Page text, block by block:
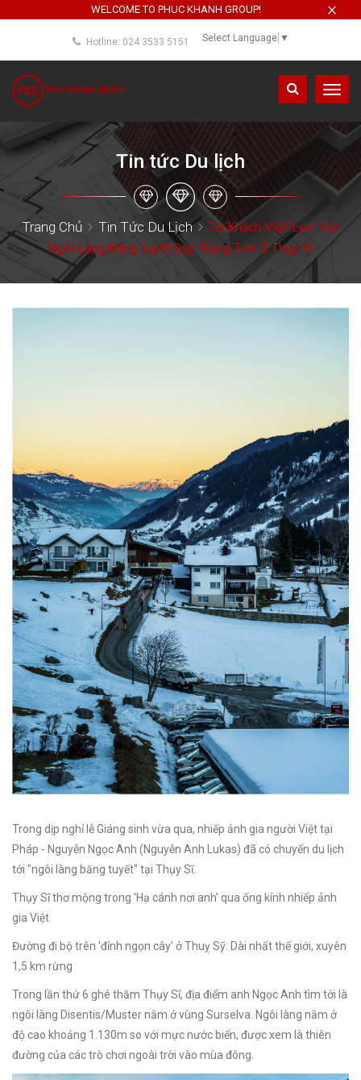
×
WELCOME TO PHUC KHANH GROUP!
Hotline: 024 3533 5151 Select Language ▼
Tin tức Du lịch
Trang Chủ Tin Tức Du Lịch
Du Khách Việt 'lạc' Vào
Ngôi Làng Băng Tuyết Đẹp 'rụng Tim' Ở Thụy Sĩ
Trong dịp nghỉ lễ Giáng sinh vừa qua, nhiếp ảnh gia người Việt tại
Pháp - Nguyễn Ngọc Anh (Nguyễn Anh Lukas) đã có chuyến du lịch
tới "ngôi làng băng tuyết" tại Thụy Sĩ.
Thụy Sĩ thơ mộng trong 'Hạ cánh nơi anh' qua ống kính nhiếp ảnh
gia Việt
Đường đi bộ trên 'đỉnh ngọn cây' ở Thuỵ Sỹ: Dài nhất thế giới, xuyên
1,5 km rừng
Trong lần thứ 6 ghé thăm Thụy Sĩ, địa điểm anh Ngọc Anh tìm tới là
ngôi làng Disentis/Muster nằm ở vùng Surselva. Ngôi làng nằm ở
độ cao khoảng 1.130m so với mực nước biển, được xem là thiên
đường của các trò chơi ngoài trời vào mùa đông.